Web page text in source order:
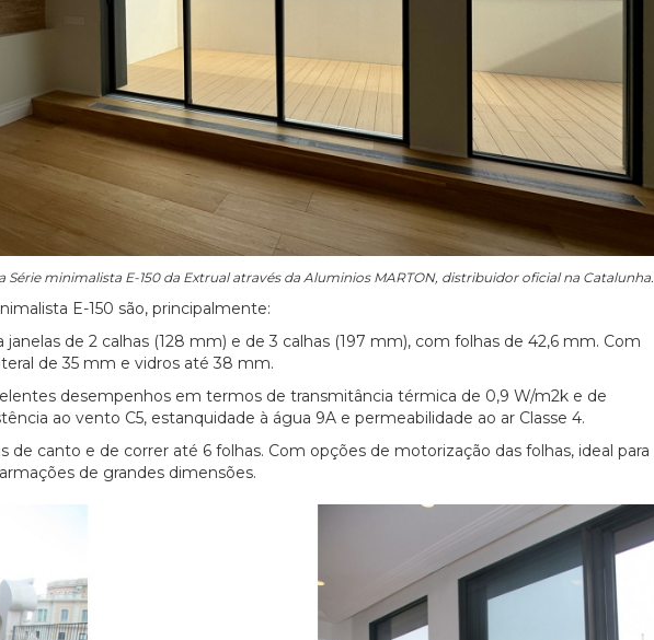
Série minimalista E-150 da Extrual através da Aluminios MARTON, distribuidor oficial na Catalunha.
E-150 são, principalmente:
janelas de 2 calhas (128 mm) e de 3 calhas (197 mm), com folhas de 42,6 mm. Com
de 35 mm e vidros até 38 mm.
desempenhos em termos de transmitância térmica de 0,9 W/m2k e de
ao vento C5, estanquidade à água 9A e permeabilidade ao ar Classe 4.
de canto e de correr até 6 folhas. Com opções de motorização das folhas, ideal para
de grandes dimensões.